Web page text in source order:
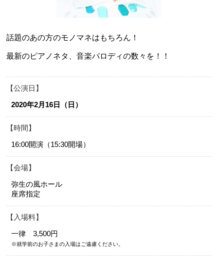
話題のあの方のモノマネはもちろん！
最新のピアノネタ、音楽パロディの数々を！！
公演日
2020年2月16日（日）
時間
16:00開演（15:30開場）
会場
弥生の風ホール
座席指定
入場料
一律 3,500円
※就学前のお子さまの入場はご遠慮ください。